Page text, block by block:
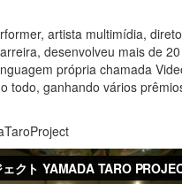
artista multimídia,
desenvolveu mais de
própria chamada
todo, ganhando vários